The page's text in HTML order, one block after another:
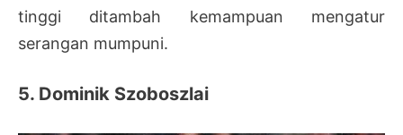
tinggi ditambah kemampuan mengatur
serangan mumpuni.
5. Dominik Szoboszlai